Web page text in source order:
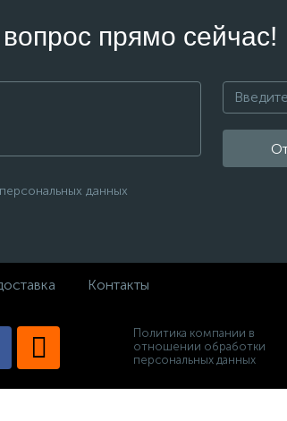
прямо сейчас!
данных
Контакты
Политика компании в
отношении обработки
персональных данных